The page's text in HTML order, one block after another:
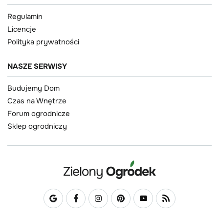
Regulamin
Licencje
Polityka prywatności
NASZE SERWISY
Budujemy Dom
Czas na Wnętrze
Forum ogrodnicze
Sklep ogrodniczy